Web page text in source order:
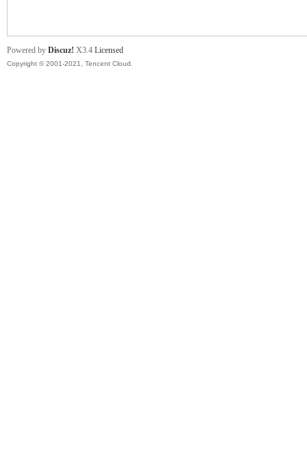
Powered by Discuz! X3.4 Licensed
Copyright © 2001-2021, Tencent Cloud.